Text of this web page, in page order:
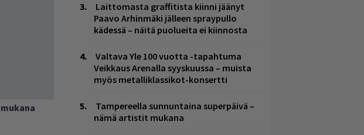
Laittomasta graffitista kiinni jäänyt
Paavo Arhinmäki jälleen spraypullo
kädessä – näitä puolueita ei kiinnosta
Valtava Yle 100 vuotta -tapahtuma
Veikkaus Arenalla syyskuussa – muista
myös metalliklassikot-konsertti
Tampereella sunnuntaina superpäivä –
nämä artistit mukana